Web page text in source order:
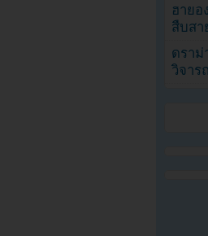
ฮายอ
สืบสา
ดราม่
วิจาร